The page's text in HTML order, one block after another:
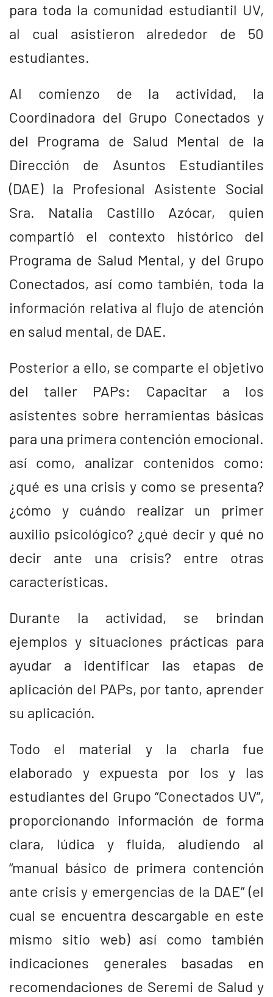
para toda la comunidad estudiantil UV,
al cual asistieron alrededor de 50
estudiantes.
Al comienzo de la actividad, la
Coordinadora del Grupo Conectados y
del Programa de Salud Mental de la
Dirección de Asuntos Estudiantiles
(DAE) la Profesional Asistente Social
Sra. Natalia Castillo Azócar, quien
compartió el contexto histórico del
Programa de Salud Mental, y del Grupo
Conectados, así como también, toda la
información relativa al flujo de atención
en salud mental, de DAE.
Posterior a ello, se comparte el objetivo
del taller PAPs: Capacitar a los
asistentes sobre herramientas básicas
para una primera contención emocional.
así como, analizar contenidos como:
¿qué es una crisis y como se presenta?
¿cómo y cuándo realizar un primer
auxilio psicológico? ¿qué decir y qué no
decir ante una crisis? entre otras
características.
Durante la actividad, se brindan
ejemplos y situaciones prácticas para
ayudar a identificar las etapas de
aplicación del PAPs, por tanto, aprender
su aplicación.
Todo el material y la charla fue
elaborado y expuesta por los y las
estudiantes del Grupo “Conectados UV”,
proporcionando información de forma
clara, lúdica y fluida, aludiendo al
“manual básico de primera contención
ante crisis y emergencias de la DAE” (el
cual se encuentra descargable en este
mismo sitio web) así como también
indicaciones generales basadas en
recomendaciones de Seremi de Salud y